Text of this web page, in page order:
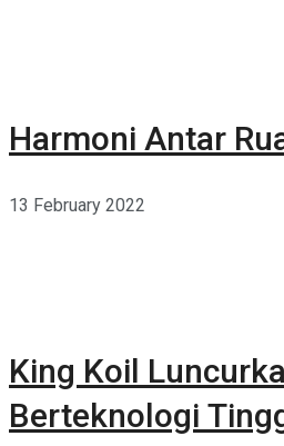
Harmoni Antar
13 February 2022
King Koil
Berteknologi